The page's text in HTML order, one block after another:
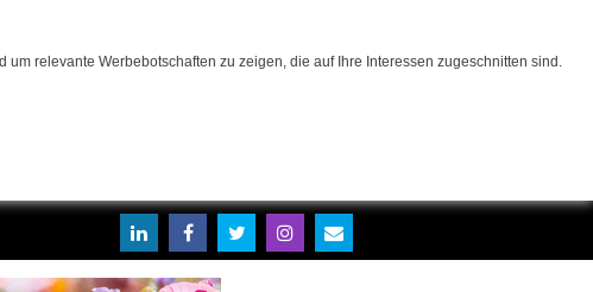
relevante Werbebotschaften zu zeigen, die auf Ihre Interessen zugeschnitten sind.